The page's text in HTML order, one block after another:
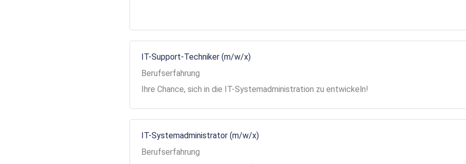
IT-Support-Techniker (m/w/x)
Berufserfahrung
Ihre Chance, sich in die IT-Systemadministration zu entwickeln!
IT-Systemadministrator (m/w/x)
Berufserfahrung